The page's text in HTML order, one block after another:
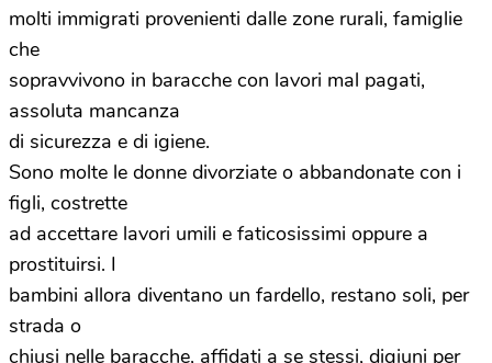
molti immigrati provenienti dalle zone rurali, famiglie
che
sopravvivono in baracche con lavori mal pagati,
assoluta mancanza
di sicurezza e di igiene.
Sono molte le donne divorziate o abbandonate con i
figli, costrette
ad accettare lavori umili e faticosissimi oppure a
prostituirsi. I
bambini allora diventano un fardello, restano soli, per
strada o
chiusi nelle baracche, affidati a se stessi, digiuni per